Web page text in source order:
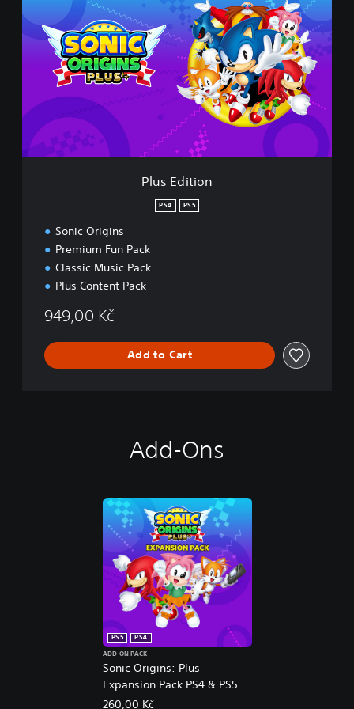
u
s
Plus Edition
PS4 PS5
Sonic Origins
Premium Fun Pack
Classic Music Pack
Plus Content Pack
949,00 Kč
Add to Cart
Add-Ons
Sonic Origins: Plus
Expansion Pack PS4 & PS5
PS5
PS4
ADD-ON PACK
260,00 Kč